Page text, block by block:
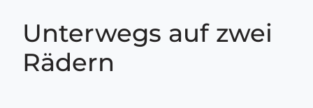
Unterwegs auf zwei
Rädern